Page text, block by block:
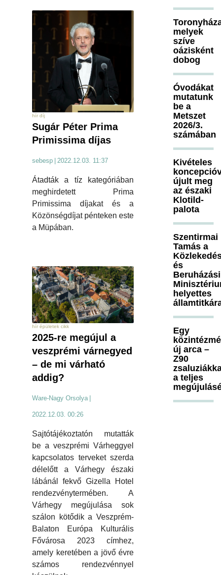
hír díj
Sugár Péter Prima
Primissima díjas
sebesp | 2022.12.03. 11:37
Átadták a tíz kategóriában
meghirdetett Prima
Primissima díjakat és a
Közönségdíjat pénteken este
a Müpában.
hír épületek cikk
2025-re megújul a
veszprémi várnegyed
– de mi várható
addig?
Ware-Nagy Orsolya
2022.12.03. 00:26
Sajtótájékoztatón mutatták
be a veszprémi Várheggyel
kapcsolatos terveket szerda
délelőtt a Várhegy északi
lábánál fekvő Gizella Hotel
rendezvénytermében. A
Várhegy megújulása sok
szálon kötődik a Veszprém-
Balaton Európa Kulturális
Fővárosa 2023 címhez,
amely keretében a jövő évre
számos rendezvénnyel
melyek
szíve
oázisként
dobog
Óvodákat
mutatunk
be a
Metszet
2026/3.
számában
Kivételes
újult meg
az északi
Klotild-
palota
Szentirmai
Tamás a
és
Beruházási
helyettes
Egy
új arca –
Z90
a teljes